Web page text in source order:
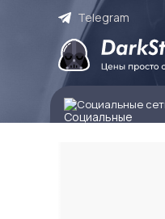
Telegram
Социальные